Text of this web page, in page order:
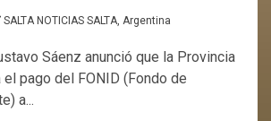
SALTA NOTICIAS SALTA, Argentina
Sáenz anunció que la Provincia
pago del FONID (Fondo de
a...